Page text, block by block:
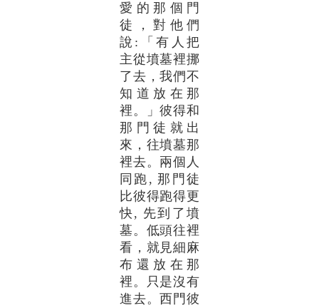
愛的那個門
徒，對他們
說:「有人把
主從墳墓裡挪
了去，我們不
知道放在那
裡。」彼得和
那門徒就出
來，往墳墓那
裡去。兩個人
同跑, 那門徒
比彼得跑得更
快, 先到了墳
墓。低頭往裡
看，就見細麻
布還放在那
裡。只是沒有
進去。西門彼